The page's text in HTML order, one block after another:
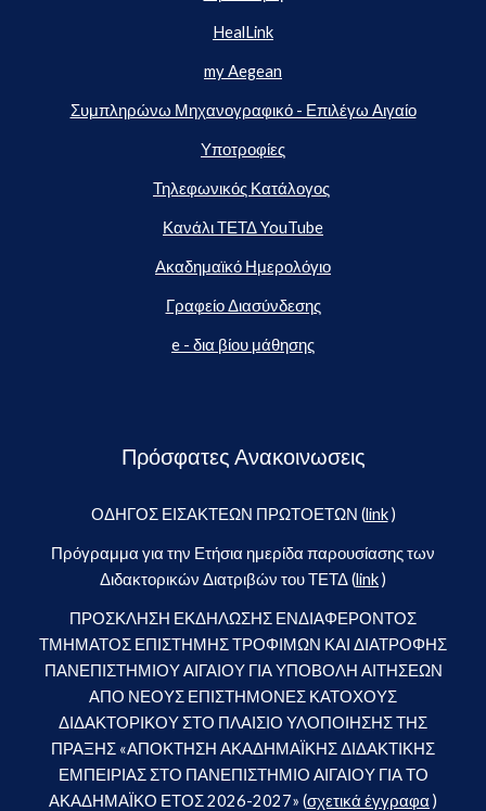
HealLink
my Aegean
Συμπληρώνω Μηχανογραφικό - Επιλέγω Αιγαίο
Υποτροφίες
Τηλεφωνικός Κατάλογος
Κανάλι ΤΕΤΔ YouTube
Ακαδημαϊκό Ημερολόγιο
Γραφείο Διασύνδεσης
e - δια βίου μάθησης
Πρόσφατες Ανακοινωσεις
ΟΔΗΓΟΣ ΕΙΣΑΚΤΕΩΝ ΠΡΩΤΟΕΤΩΝ (link )
Πρόγραμμα για την Ετήσια ημερίδα παρουσίασης των
Διδακτορικών Διατριβών του ΤΕΤΔ (link)
ΠΡΟΣΚΛΗΣΗ ΕΚΔΗΛΩΣΗΣ ΕΝΔΙΑΦΕΡΟΝΤΟΣ
ΤΜΗΜΑΤΟΣ ΕΠΙΣΤΗΜΗΣ ΤΡΟΦΙΜΩΝ ΚΑΙ ΔΙΑΤΡΟΦΗΣ
ΠΑΝΕΠΙΣΤΗΜΙΟΥ ΑΙΓΑΙΟΥ ΓΙΑ ΥΠΟΒΟΛΗ ΑΙΤΗΣΕΩΝ
ΑΠΟ ΝΕΟΥΣ ΕΠΙΣΤΗΜΟΝΕΣ ΚΑΤΟΧΟΥΣ
ΔΙΔΑΚΤΟΡΙΚΟΥ ΣΤΟ ΠΛΑΙΣΙΟ ΥΛΟΠΟΙΗΣΗΣ ΤΗΣ
ΠΡΑΞΗΣ «ΑΠΟΚΤΗΣΗ ΑΚΑΔΗΜΑΪΚΗΣ ΔΙΔΑΚΤΙΚΗΣ
ΕΜΠΕΙΡΙΑΣ ΣΤΟ ΠΑΝΕΠΙΣΤΗΜΙΟ ΑΙΓΑΙΟΥ ΓΙΑ ΤΟ
ΑΚΑΔΗΜΑΪΚΟ ΕΤΟΣ 2026-2027» (σχετικά έγγραφα )